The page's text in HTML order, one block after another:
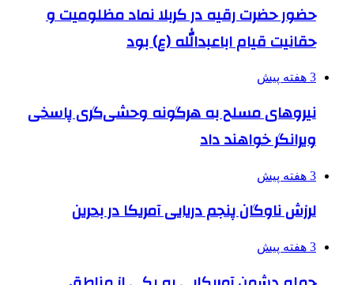
حضور حضرت رقیه در کربلا نماد مظلومیت و
حقانیت قیام اباعبدالله (ع) بود
3 هفته پیش
نیروهای مسلح به هرگونه وحشی‌گری پاسخی
ویرانگر خواهند داد
3 هفته پیش
لرزش ناوگان پنجم دریایی آمریکا در بحرین
3 هفته پیش